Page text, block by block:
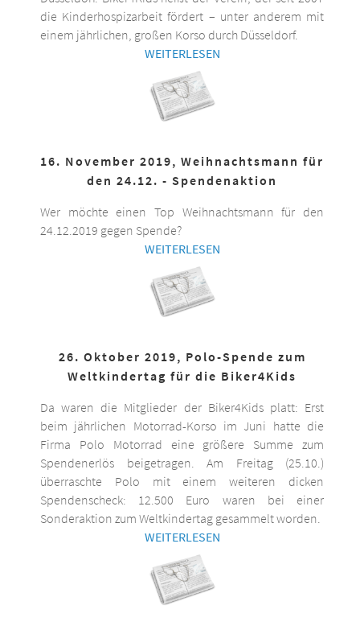
die Kinderhospizarbeit fördert – unter anderem mit
einem jährlichen, großen Korso durch Düsseldorf.
WEITERLESEN
16. November 2019, Weihnachtsmann für
den 24.12. - Spendenaktion
Wer möchte einen Top Weihnachtsmann für den
24.12.2019 gegen Spende?
WEITERLESEN
26. Oktober 2019, Polo-Spende zum
Weltkindertag für die Biker4Kids
Da waren die Mitglieder der Biker4Kids platt: Erst
beim jährlichen Motorrad-Korso im Juni hatte die
Firma Polo Motorrad eine größere Summe zum
Spendenerlös beigetragen. Am Freitag (25.10.)
überraschte Polo mit einem weiteren dicken
Spendenscheck: 12.500 Euro waren bei einer
Sonderaktion zum Weltkindertag gesammelt worden.
WEITERLESEN